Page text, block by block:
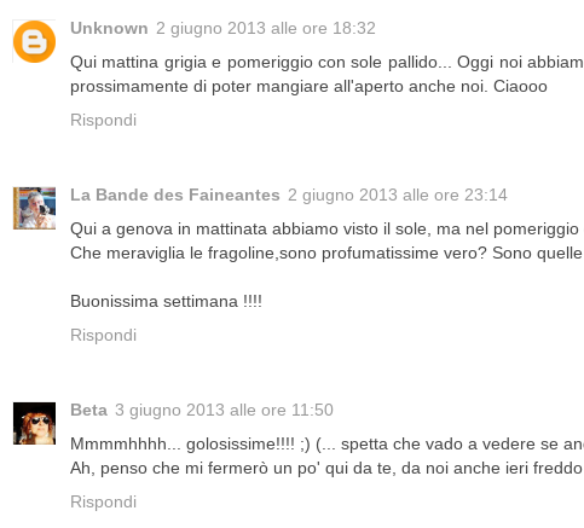
Unknown 2 giugno 2013 alle ore 18:32
Qui mattina grigia e pomeriggio con sole pallido... Oggi noi
prossimamente di poter mangiare all'aperto anche noi. Ciaooo
Rispondi
La Bande des Faineantes 2 giugno 2013 alle ore 23:14
Qui a genova in mattinata abbiamo visto il sole, ma nel
Che meraviglia le fragoline,sono profumatissime vero? Sono
Buonissima settimana !!!!
Rispondi
Beta 3 giugno 2013 alle ore 11:50
Mmmmhhhh... golosissime!!!! ;) (... spetta che vado a vedere se
Ah, penso che mi fermerò un po' qui da te, da noi anche ieri
Rispondi